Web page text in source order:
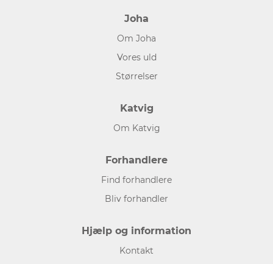
Joha
Om Joha
Vores uld
Størrelser
Katvig
Om Katvig
Forhandlere
Find forhandlere
Bliv forhandler
Hjælp og information
Kontakt